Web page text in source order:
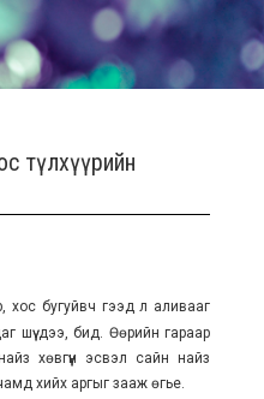
түлхүүрийн
хос бугуйвч гээд л аливааг
шүү дээ, бид. Өөрийн гараар
хөвгүүн эсвэл сайн найз
хийх аргыг зааж өгье.